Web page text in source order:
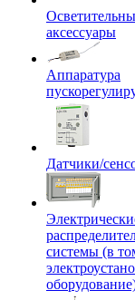
аксессуары
Аппаратура
Датчики/
системы (в